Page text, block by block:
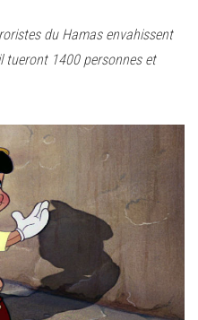
du Hamas envahissent
tueront 1400 personnes et